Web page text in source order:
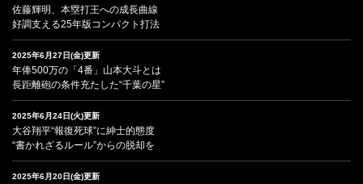
佐藤輝明、本塁打王への成長曲線
好調支える25年版コンパクト打法
2025年6月27日(金)更新
年俸500万の「4番」山本大斗とは
長距離砲の条件充たした“千葉の星”
2025年6月24日(火)更新
大谷翔平“報復死球”に紳士的態度
“書かれざるルール”からの脱却を
2025年6月20日(金)更新